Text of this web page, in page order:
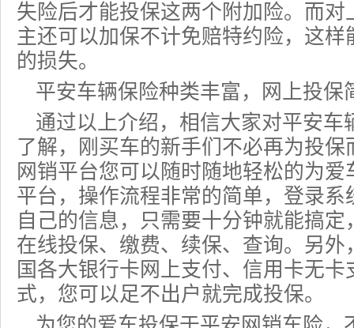
失险后才能投保这两个附加险。而
主还可以加保不计免赔特约险，这
的损失。
平安车辆保险种类丰富，网上投保
通过以上介绍，相信大家对平安车
了解，刚买车的新手们不必再为投
网销平台您可以随时随地轻松的为
平台，操作流程非常的简单，登录
自己的信息，只需要十分钟就能搞
在线投保、缴费、续保、查询。另
国各大银行卡网上支付、信用卡无
式，您可以足不出户就完成投保。